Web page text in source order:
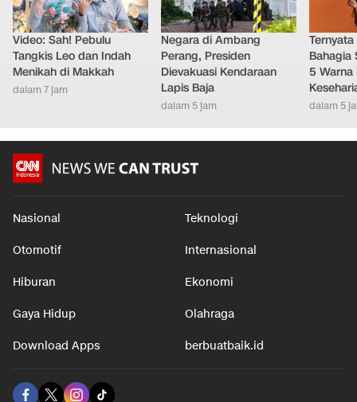
Video: Sah! Pebulu
Tangkis Leo dan Indah
Menikah di Makkah
dalam 7 jam
Negara di Ambang
Perang, Presiden
Dievakuasi Kendaraan
Lapis Baja
dalam 5 jam
Bahagia
5
dalam 5
Nasional Teknologi
Otomotif Internasional
Hiburan Ekonomi
Gaya Hidup Olahraga
Download Apps berbuatbaik.id